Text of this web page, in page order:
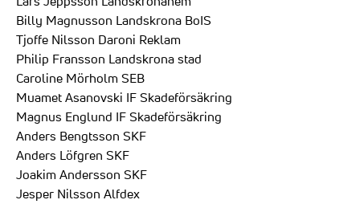
Billy Magnusson Landskrona BoIS
Tjoffe Nilsson Daroni Reklam
Philip Fransson Landskrona stad
Caroline Mörholm SEB
Muamet Asanovski IF Skadeförsäkring
Magnus Englund IF Skadeförsäkring
Anders Bengtsson SKF
Anders Löfgren SKF
Joakim Andersson SKF
Jesper Nilsson Alfdex